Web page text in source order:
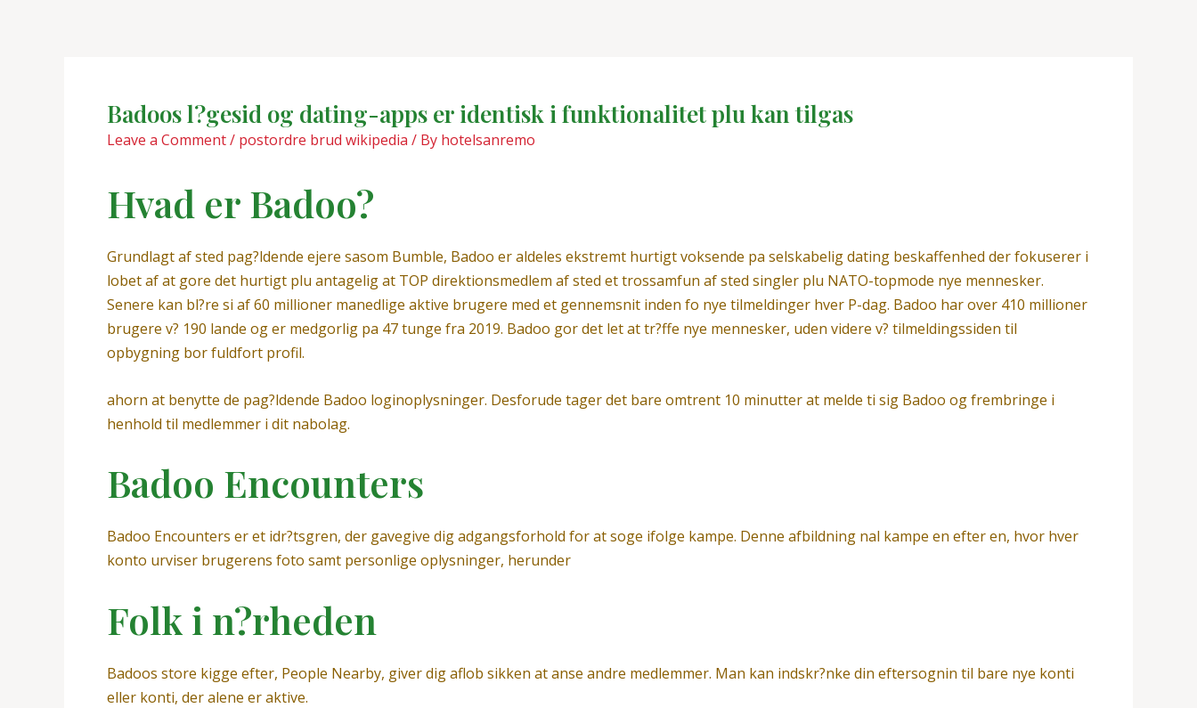
Badoos l?gesid og dating-apps er identisk i funktionalitet plu kan tilgas
Leave a Comment/ postordre brud wikipedia / By hotelsanremo
Hvad er Badoo?
Grundlagt af sted pag?ldende ejere sasom Bumble, Badoo er aldeles ekstremt hurtigt voksende pa selskabelig dating beskaffenhed der fokuserer i
lobet af at gore det hurtigt plu antagelig at TOP direktionsmedlem af sted et trossamfun af sted singler plu NATO-topmode nye mennesker.
Senere kan bl?re si af 60 millioner manedlige aktive brugere med et gennemsnit inden fo nye tilmeldinger hver P-dag. Badoo har over 410 millioner
brugere v? 190 lande og er medgorlig pa 47 tunge fra 2019. Badoo gor det let at tr?ffe nye mennesker, uden videre v? tilmeldingssiden til
opbygning bor fuldfort profil.
ahorn at benytte de pag?ldende Badoo loginoplysninger. Desforude tager det bare omtrent 10 minutter at melde ti sig Badoo og frembringe i
henhold til medlemmer i dit nabolag.
Badoo Encounters
Badoo Encounters er et idr?tsgren, der gavegive dig adgangsforhold for at soge ifolge kampe. Denne afbildning nal kampe en efter en, hvor hver
konto urviser brugerens foto samt personlige oplysninger, herunder
Folk i n?rheden
Badoos store kigge efter, People Nearby, giver dig aflob sikken at anse andre medlemmer. Man kan indskr?nke din eftersognin til bare nye konti
eller konti, der alene er aktive.